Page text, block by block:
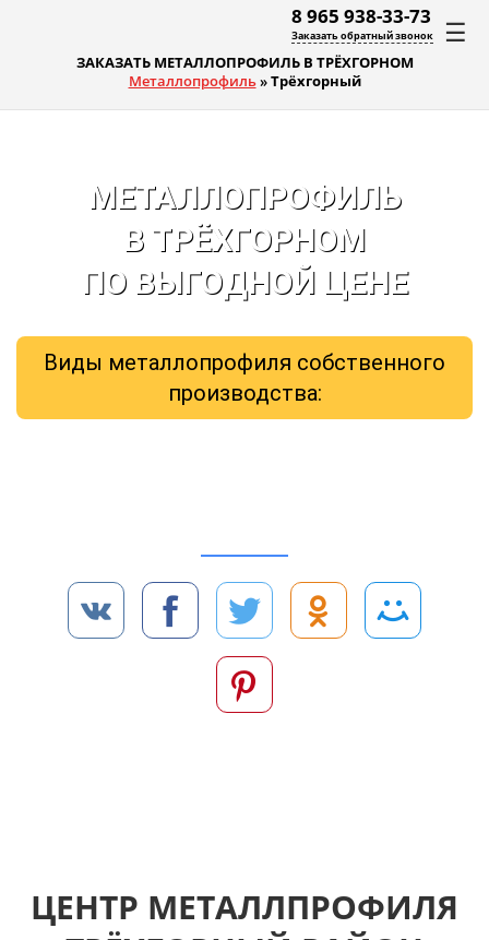
ЗАКАЗАТЬ МЕТАЛЛОПРОФИЛЬ В ТРЁХГОРНОМ
Металлопрофиль»Трёхгорный
8 965 938-33-73
Заказать обратный звонок ☰
МЕТАЛЛОПРОФИЛЬ
В ТРЁХГОРНОМ
ПО ВЫГОДНОЙ ЦЕНЕ
Виды металлопрофиля собственного
производства:
ЦЕНТР МЕТАЛЛПРОФИЛЯ